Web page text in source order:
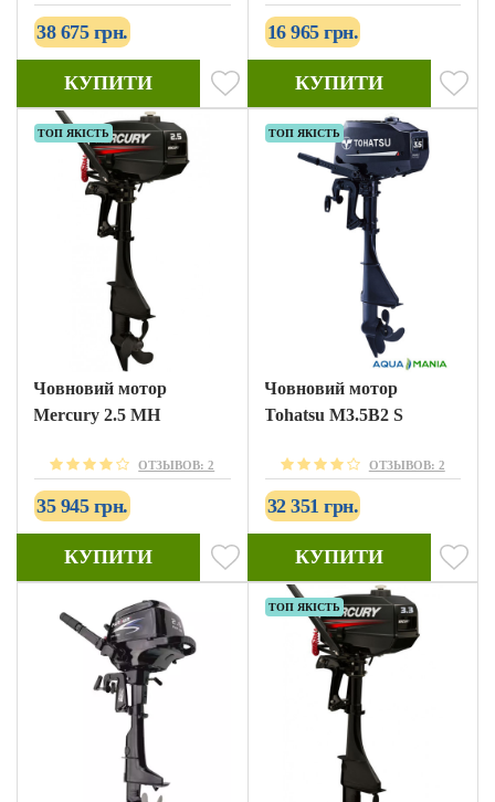
38 675 грн.
КУПИТИ
16 965 грн.
КУПИТИ
ТОП ЯКІСТЬ
Човновий мотор
Mercury 2.5 MH
ОТЗЫВОВ: 2
35 945 грн.
КУПИТИ
ТОП ЯКІСТЬ
Човновий мотор
Tohatsu M3.5B2 S
ОТЗЫВОВ: 2
32 351 грн.
КУПИТИ
ТОП ЯКІСТЬ